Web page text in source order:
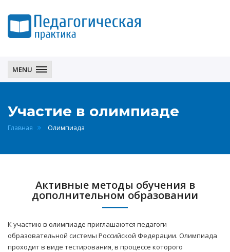
MENU
Участие в олимпиаде
Главная Олимпиада
Активные методы обучения в
дополнительном образовании
К участию в олимпиаде приглашаются педагоги
образовательной системы Российской Федерации. Олимпиада
проходит в виде тестирования, в процессе которого